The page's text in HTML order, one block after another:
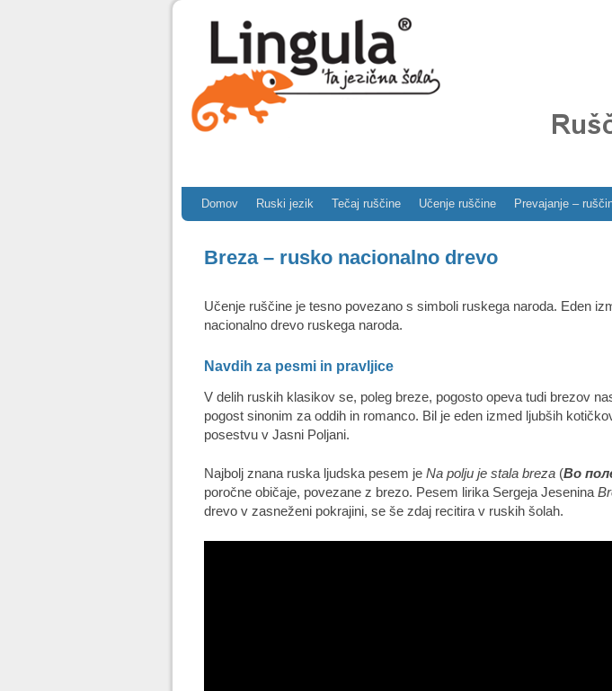
Domov Ruski jezik Tečaj ruščine Učenje ruščine Prevajanje –
Breza – rusko nacionalno drevo
Učenje ruščine je tesno povezano s simboli ruskega naroda. Eden
nacionalno drevo ruskega naroda.
Navdih za pesmi in pravljice
V delih ruskih klasikov se, poleg breze, pogosto opeva tudi brezov
pogost sinonim za oddih in romanco. Bil je eden izmed ljubših
posestvu v Jasni Poljani.
Najbolj znana ruska ljudska pesem je Na polju je stala breza (Во
poročne običaje, povezane z brezo. Pesem lirika Sergeja Jesenina
drevo v zasneženi pokrajini, se še zdaj recitira v ruskih šolah.